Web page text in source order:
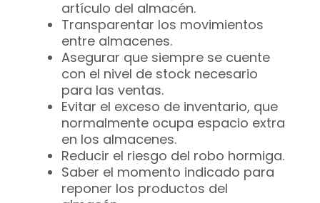
artículo del almacén.
Transparentar los movimientos
entre almacenes.
Asegurar que siempre se cuente
con el nivel de stock necesario
para las ventas.
Evitar el exceso de inventario, que
normalmente ocupa espacio extra
en los almacenes.
Reducir el riesgo del robo hormiga.
Saber el momento indicado para
reponer los productos del